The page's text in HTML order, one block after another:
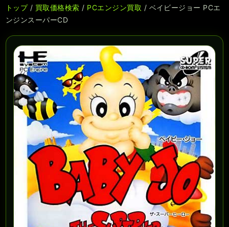
トップ/ 買取価格検索 / PCエンジン買取 / ベイビージョー PCエ
ンジンスーパーCD